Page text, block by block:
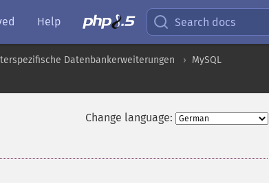
Help Search docs
Datenbankerweiterungen
MySQL
Change language: